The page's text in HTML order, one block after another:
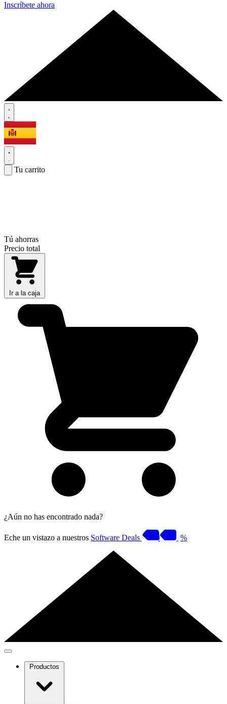
Inscríbete ahora
Tu carrito
Tú ahorras
Precio total
Ir a la caja
¿Aún no has encontrado nada?
Eche un vistazo a nuestros Software Deals %
Productos